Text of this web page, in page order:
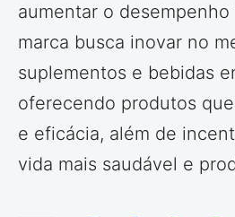
aumentar o
marca busca inovar no
suplementos e bebidas
oferecendo produtos
e eficácia, além de
vida mais saudável e